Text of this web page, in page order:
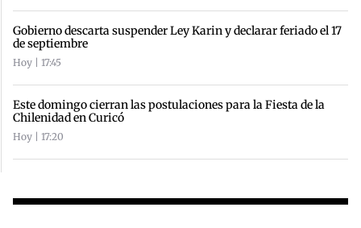
Gobierno descarta suspender Ley Karin y declarar feriado el 17
de septiembre
Hoy | 17:45
Este domingo cierran las postulaciones para la Fiesta de la
Chilenidad en Curicó
Hoy | 17:20